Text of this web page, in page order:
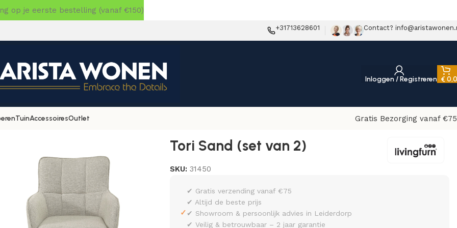
+31713628601 Contact?
Inloggen / Registreren €
TuinAccessoiresOutlet
Gratis Bezorging vanaf
Tori Sand (set van 2)
SKU:31450
✓
✔ Gratis verzending vanaf €75
✔ Altijd de beste prijs
✔ Showroom & persoonlijk advies in Leiderdorp
✔ Veilig & betrouwbaar – 2 jaar garantie
op je eerste bestelling (vanaf €150)